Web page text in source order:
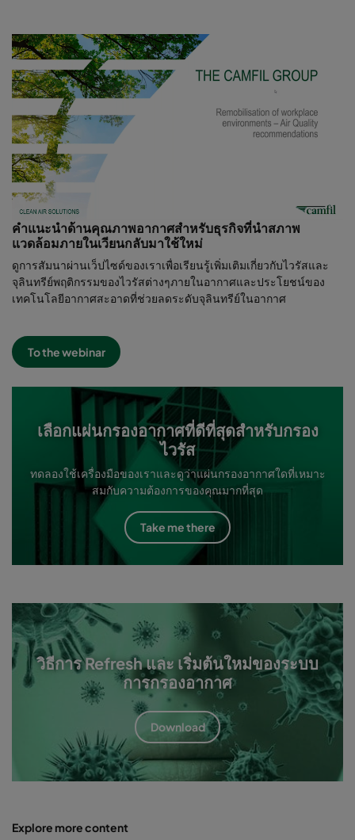
คำแนะนำด้านคุณภาพอากาศสำหรับธุรกิจที่นำสภาพ
แวดล้อมภายในเวียนกลับมาใช้ใหม่
ดูการสัมนาผ่านเว็ปไซด์ของเราเพื่อเรียนรู้เพิ่มเติมเกี่ยวกับไวรัสและ
จุลินทรีย์พฤติกรรมของไวรัสต่างๆภายในอากาศและประโยชน์ของ
เทคโนโลยีอากาศสะอาดที่ช่วยลดระดับจุลินทรีย์ในอากาศ
To the webinar
เลือกแผ่นกรองอากาศที่ดีที่สุดสำหรับกรอง
ไวรัส
ทดลองใช้เครื่องมือของเราและดูว่าแผ่นกรองอากาศใดที่เหมาะ
สมกับความต้องการของคุณมากที่สุด
Take me there
วิธีการ Refresh และ เริ่มต้นใหม่ของระบบ
การกรองอากาศ
Download
Explore more content